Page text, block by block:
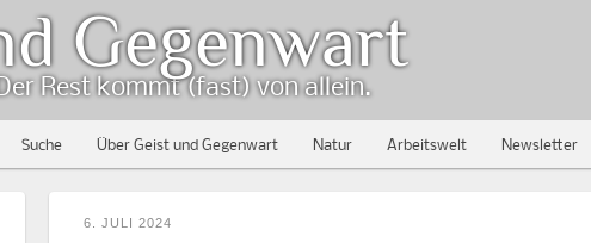
Suche Über Geist und Gegenwart Natur Arbeitswelt Newsletter
Gegenwart
Rest kommt (fast) von allein.
6. JULI 2024